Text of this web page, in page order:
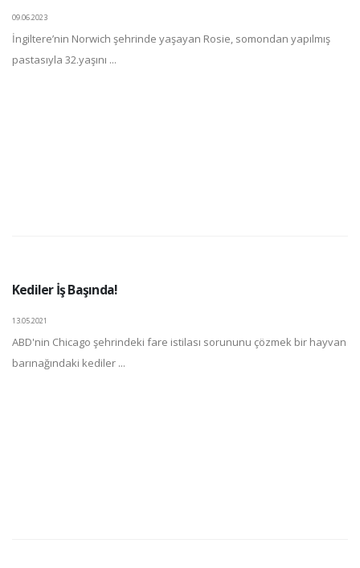
09.06.2023
İngiltere’nin Norwich şehrinde yaşayan Rosie, somondan yapılmış
pastasıyla 32.yaşını ...
Kediler İş Başında!
13.05.2021
ABD'nin Chicago şehrindeki fare istilası sorununu çözmek bir hayvan
barınağındaki kediler ...